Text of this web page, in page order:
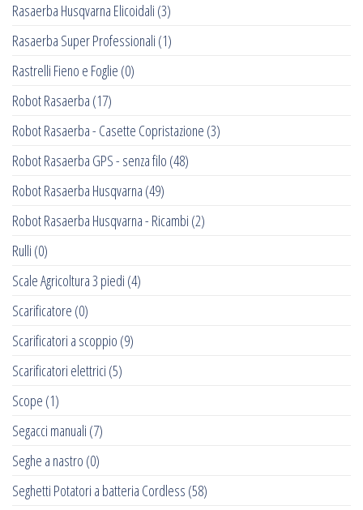
Rasaerba Husqvarna Elicoidali (3)
Rasaerba Super Professionali (1)
Rastrelli Fieno e Foglie (0)
Robot Rasaerba (17)
Robot Rasaerba - Casette Copristazione (3)
Robot Rasaerba GPS - senza filo (48)
Robot Rasaerba Husqvarna (49)
Robot Rasaerba Husqvarna - Ricambi (2)
Rulli (0)
Scale Agricoltura 3 piedi (4)
Scarificatore (0)
Scarificatori a scoppio (9)
Scarificatori elettrici (5)
Scope (1)
Segacci manuali (7)
Seghe a nastro (0)
Seghetti Potatori a batteria Cordless (58)